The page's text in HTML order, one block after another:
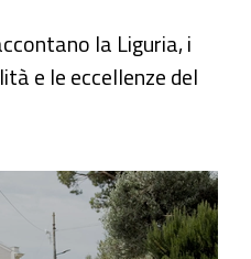
la Liguria, i
e le eccellenze del